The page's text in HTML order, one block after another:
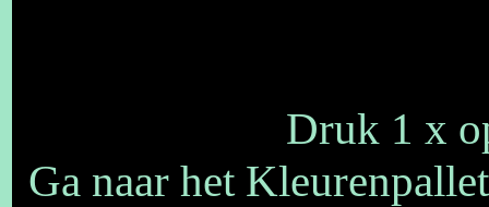
Druk 1 x
Ga naar het